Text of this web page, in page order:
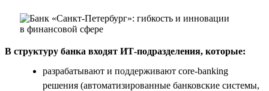
В структуру банка входят ИТ-подразделения, которые:
разрабатывают и поддерживают core-banking
решения (автоматизированные банковские системы,